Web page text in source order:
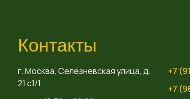
Контакты
г. Москва, Селезневская улица, д.
21 с1/1
+7
+7